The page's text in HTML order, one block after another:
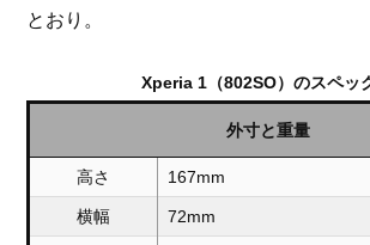
とおり。
Xperia 1（802SO）のスペッ
外寸と重量
高さ 167mm
横幅 72mm